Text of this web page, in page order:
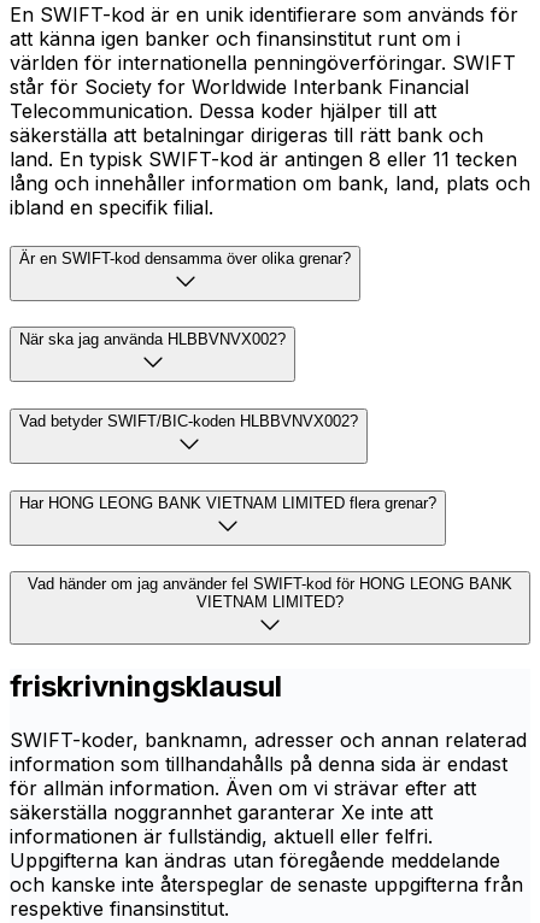
En SWIFT-kod är en unik identifierare som används för
att känna igen banker och finansinstitut runt om i
världen för internationella penningöverföringar. SWIFT
står för Society for Worldwide Interbank Financial
Telecommunication. Dessa koder hjälper till att
säkerställa att betalningar dirigeras till rätt bank och
land. En typisk SWIFT-kod är antingen 8 eller 11 tecken
lång och innehåller information om bank, land, plats och
ibland en specifik filial.
Är en SWIFT-kod densamma över olika grenar?
När ska jag använda HLBBVNVX002?
Vad betyder SWIFT/BIC-koden HLBBVNVX002?
Har HONG LEONG BANK VIETNAM LIMITED flera grenar?
Vad händer om jag använder fel SWIFT-kod för HONG LEONG BANK
VIETNAM LIMITED?
friskrivningsklausul
SWIFT-koder, banknamn, adresser och annan relaterad
information som tillhandahålls på denna sida är endast
för allmän information. Även om vi strävar efter att
säkerställa noggrannhet garanterar Xe inte att
informationen är fullständig, aktuell eller felfri.
Uppgifterna kan ändras utan föregående meddelande
och kanske inte återspeglar de senaste uppgifterna från
respektive finansinstitut.